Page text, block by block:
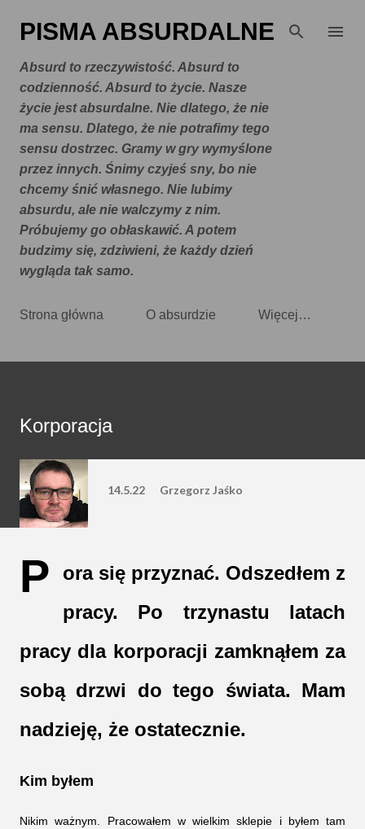
Przejdź do głównej zawartości
PISMA ABSURDALNE
Absurd to rzeczywistość. Absurd to
codzienność. Absurd to życie. Nasze
życie jest absurdalne. Nie dlatego, że nie
ma sensu. Dlatego, że nie potrafimy tego
sensu dostrzec. Gramy w gry wymyślone
przez innych. Śnimy czyjeś sny, bo nie
chcemy śnić własnego. Nie lubimy
absurdu, ale nie walczymy z nim.
Próbujemy go obłaskawić. A potem
budzimy się, zdziwieni, że każdy dzień
wygląda tak samo.
Strona główna O absurdzie Więcej…
Korporacja
14.5.22 Grzegorz Jaśko
P
ora się przyznać. Odszedłem z
pracy. Po trzynastu latach
pracy dla korporacji zamknąłem za
sobą drzwi do tego świata. Mam
nadzieję, że ostatecznie.
Kim byłem
Nikim ważnym. Pracowałem w wielkim sklepie i byłem tam